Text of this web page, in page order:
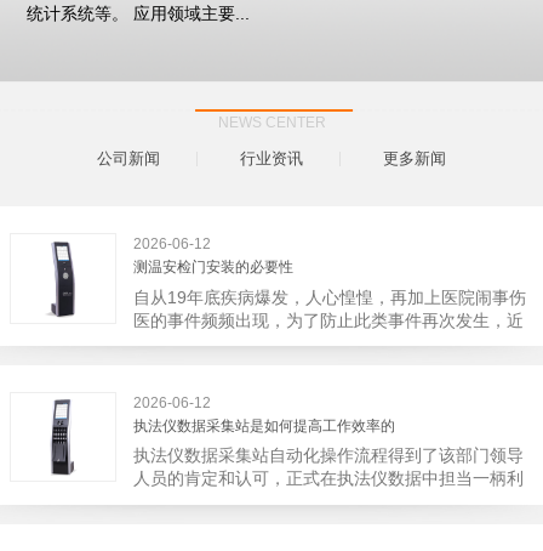
统计系统等。 应用领域主要...
NEWS CENTER
公司新闻 行业资讯 更多新闻
2026-06-12
测温安检门安装的必要性
自从19年底疾病爆发，人心惶惶，再加上医院闹事伤
医的事件频频出现，为了防止此类事件再次发生，近
日，广西南宁市卫建委发出通知，要求当地市属各三
大体只有两个，其一，安装安检门是否会激化矛盾。
其二，安装安检门可以防范于未然。1月6号当天，南
宁市第二医院刚试行安检的首日，检查出10多把各类
刀具和一把管制类刀具。近来伤医事件屡屡发生，安
装安检门可以缓解医生安全感不足的问题，同时安检
2026-06-12
执法仪数据采集站是如何提高工作效率的
执法仪数据采集站自动化操作流程得到了该部门领导
人员的肯定和认可，正式在执法仪数据中担当一柄利
剑。 执法仪数据采集站对于执法仪数据资料的管理